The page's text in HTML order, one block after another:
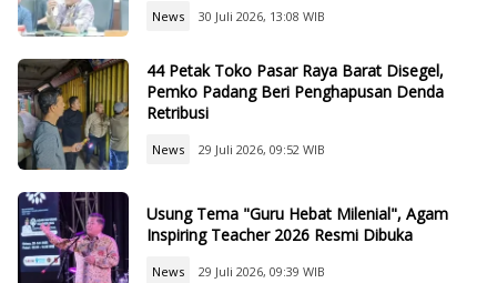
News 30 Juli 2026, 13:08 WIB
44 Petak Toko Pasar Raya Barat Disegel,
Pemko Padang Beri Penghapusan Denda
Retribusi
News 29 Juli 2026, 09:52 WIB
Usung Tema "Guru Hebat Milenial", Agam
Inspiring Teacher 2026 Resmi Dibuka
News 29 Juli 2026, 09:39 WIB